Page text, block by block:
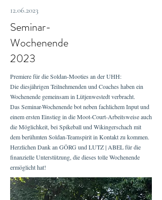
12.06.2023
Seminar-
Wochenende
2023
Premiere für die Soldan-Mooties an der UHH:
Die diesjährigen Teilnehmenden und Coaches haben ein
Wochenende gemeinsam in Lütjenwestedt verbracht.
Das Seminar-Wochenende bot neben fachlichem Input und
einem ersten Einstieg in die Moot-Court-Arbeitsweise auch
die Möglichkeit, bei Spikeball und Wikingerschach mit
dem berühmten Soldan-Teamspirit in Kontakt zu kommen.
Herzlichen Dank an GÖRG und LUTZ | ABEL für die
finanzielle Unterstützung, die dieses tolle Wochenende
ermöglicht hat!